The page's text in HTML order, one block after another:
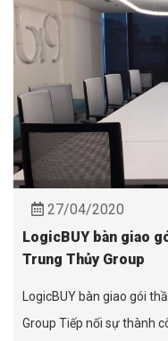
27/04/2020
LogicBUY bàn giao
Trung Thủy Group
LogicBUY bàn giao gói
Group Tiếp nối sự thành